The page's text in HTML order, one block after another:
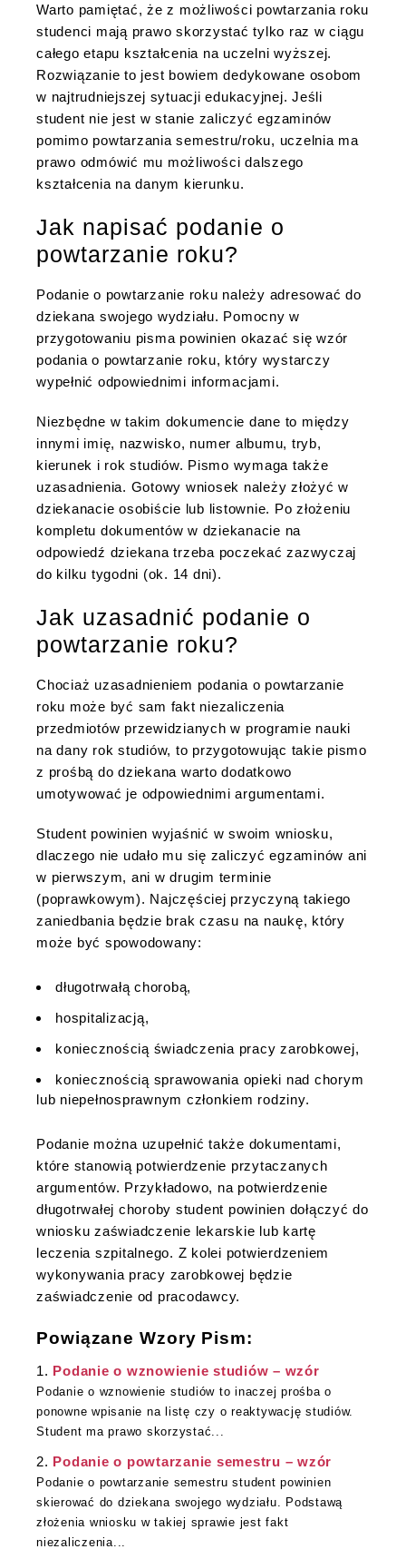
Warto pamiętać, że z możliwości powtarzania roku
studenci mają prawo skorzystać tylko raz w ciągu
całego etapu kształcenia na uczelni wyższej.
Rozwiązanie to jest bowiem dedykowane osobom
w najtrudniejszej sytuacji edukacyjnej. Jeśli
student nie jest w stanie zaliczyć egzaminów
pomimo powtarzania semestru/roku, uczelnia ma
prawo odmówić mu możliwości dalszego
kształcenia na danym kierunku.
Jak napisać podanie o
powtarzanie roku?
Podanie o powtarzanie roku należy adresować do
dziekana swojego wydziału. Pomocny w
przygotowaniu pisma powinien okazać się wzór
podania o powtarzanie roku, który wystarczy
wypełnić odpowiednimi informacjami.
Niezbędne w takim dokumencie dane to między
innymi imię, nazwisko, numer albumu, tryb,
kierunek i rok studiów. Pismo wymaga także
uzasadnienia. Gotowy wniosek należy złożyć w
dziekanacie osobiście lub listownie. Po złożeniu
kompletu dokumentów w dziekanacie na
odpowiedź dziekana trzeba poczekać zazwyczaj
do kilku tygodni (ok. 14 dni).
Jak uzasadnić podanie o
powtarzanie roku?
Chociaż uzasadnieniem podania o powtarzanie
roku może być sam fakt niezaliczenia
przedmiotów przewidzianych w programie nauki
na dany rok studiów, to przygotowując takie pismo
z prośbą do dziekana warto dodatkowo
umotywować je odpowiednimi argumentami.
Student powinien wyjaśnić w swoim wniosku,
dlaczego nie udało mu się zaliczyć egzaminów ani
w pierwszym, ani w drugim terminie
(poprawkowym). Najczęściej przyczyną takiego
zaniedbania będzie brak czasu na naukę, który
może być spowodowany:
długotrwałą chorobą,
hospitalizacją,
koniecznością świadczenia pracy zarobkowej,
koniecznością sprawowania opieki nad chorym
lub niepełnosprawnym członkiem rodziny.
Podanie można uzupełnić także dokumentami,
które stanowią potwierdzenie przytaczanych
argumentów. Przykładowo, na potwierdzenie
długotrwałej choroby student powinien dołączyć do
wniosku zaświadczenie lekarskie lub kartę
leczenia szpitalnego. Z kolei potwierdzeniem
wykonywania pracy zarobkowej będzie
zaświadczenie od pracodawcy.
Powiązane Wzory Pism:
Podanie o wznowienie studiów – wzór
Podanie o wznowienie studiów to inaczej prośba o
ponowne wpisanie na listę czy o reaktywację studiów.
Student ma prawo skorzystać...
Podanie o powtarzanie semestru – wzór
Podanie o powtarzanie semestru student powinien
skierować do dziekana swojego wydziału. Podstawą
złożenia wniosku w takiej sprawie jest fakt
niezaliczenia...